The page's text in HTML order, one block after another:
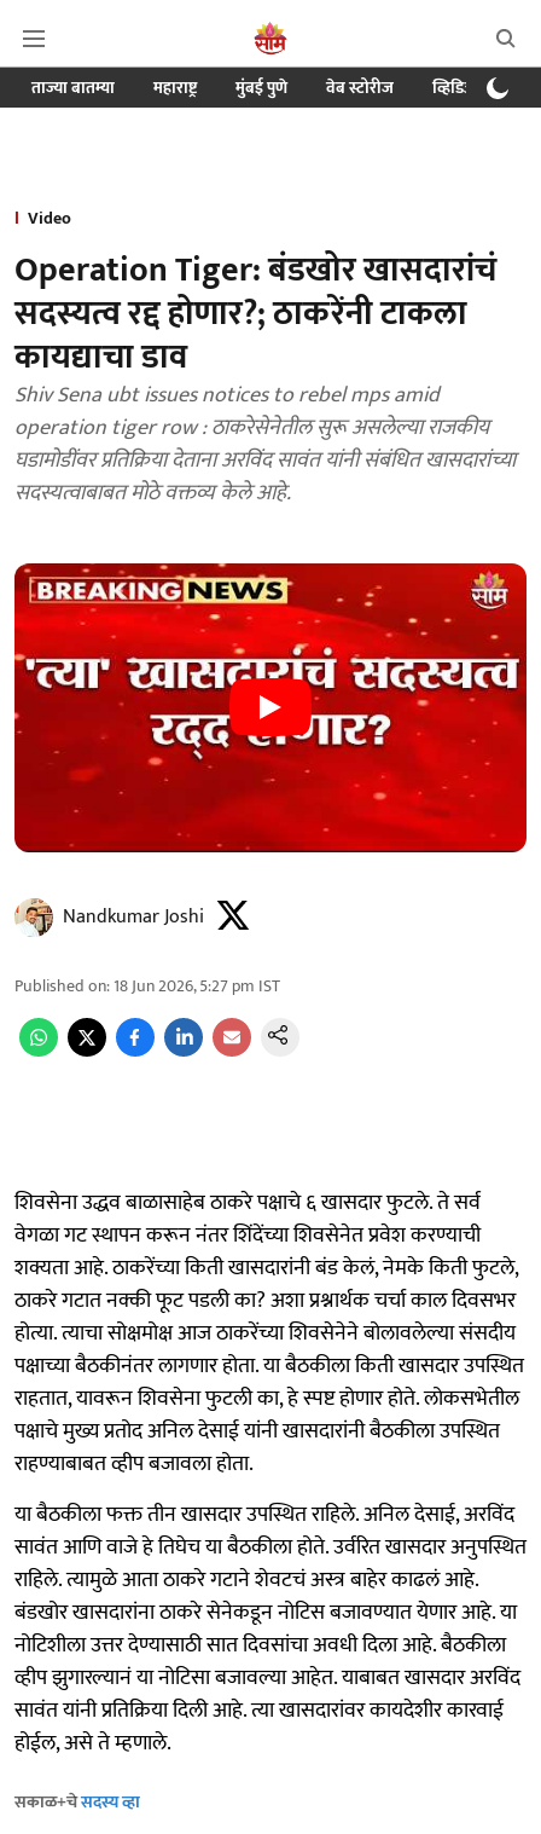
ताज्या बातम्या महाराष्ट्र मुंबई पुणे वेब स्टोरीज व्हिडिओ
Video
Operation Tiger: बंडखोर खासदारांचं
सदस्यत्व रद्द होणार?; ठाकरेंनी टाकला
कायद्याचा डाव
Shiv Sena ubt issues notices to rebel mps amid
operation tiger row : ठाकरेसेनेतील सुरू असलेल्या राजकीय
घडामोडींवर प्रतिक्रिया देताना अरविंद सावंत यांनी संबंधित खासदारांच्या
सदस्यत्वाबाबत मोठे वक्तव्य केले आहे.
Nandkumar Joshi
Published on:18 Jun 2026, 5:27 pm IST
शिवसेना उद्धव बाळासाहेब ठाकरे पक्षाचे ६ खासदार फुटले. ते सर्व
वेगळा गट स्थापन करून नंतर शिंदेंच्या शिवसेनेत प्रवेश करण्याची
शक्यता आहे. ठाकरेंच्या किती खासदारांनी बंड केलं, नेमके किती फुटले,
ठाकरे गटात नक्की फूट पडली का? अशा प्रश्नार्थक चर्चा काल दिवसभर
होत्या. त्याचा सोक्षमोक्ष आज ठाकरेंच्या शिवसेनेने बोलावलेल्या संसदीय
पक्षाच्या बैठकीनंतर लागणार होता. या बैठकीला किती खासदार उपस्थित
राहतात, यावरून शिवसेना फुटली का, हे स्पष्ट होणार होते. लोकसभेतील
पक्षाचे मुख्य प्रतोद अनिल देसाई यांनी खासदारांनी बैठकीला उपस्थित
राहण्याबाबत व्हीप बजावला होता.
या बैठकीला फक्त तीन खासदार उपस्थित राहिले. अनिल देसाई, अरविंद
सावंत आणि वाजे हे तिघेच या बैठकीला होते. उर्वरित खासदार अनुपस्थित
राहिले. त्यामुळे आता ठाकरे गटाने शेवटचं अस्त्र बाहेर काढलं आहे.
बंडखोर खासदारांना ठाकरे सेनेकडून नोटिस बजावण्यात येणार आहे. या
नोटिशीला उत्तर देण्यासाठी सात दिवसांचा अवधी दिला आहे. बैठकीला
व्हीप झुगारल्यानं या नोटिसा बजावल्या आहेत. याबाबत खासदार अरविंद
सावंत यांनी प्रतिक्रिया दिली आहे. त्या खासदारांवर कायदेशीर कारवाई
होईल, असे ते म्हणाले.
सकाळ+चेसदस्य व्हा